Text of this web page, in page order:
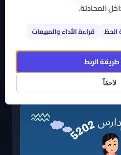
المحادثة.
الحظ قراءة الأداء والمبيعات
الربط
لاحقاً
إلى المدارس
بوب أب سناب وتمتع بباقة
عالية التخصيص، التي
على متجرك الآن